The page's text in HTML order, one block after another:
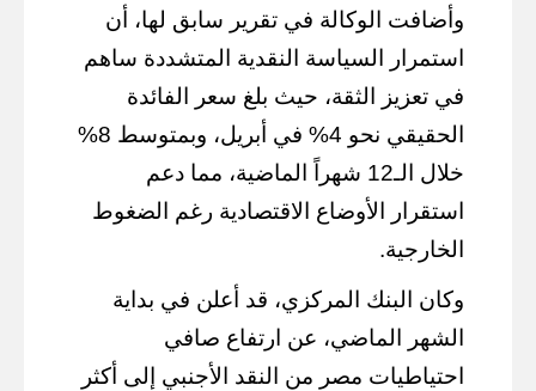
وأضافت الوكالة في تقرير سابق لها، أن
استمرار السياسة النقدية المتشددة ساهم
في تعزيز الثقة، حيث بلغ سعر الفائدة
الحقيقي نحو 4% في أبريل، وبمتوسط 8%
خلال الـ12 شهراً الماضية، مما دعم
استقرار الأوضاع الاقتصادية رغم الضغوط
الخارجية.
وكان البنك المركزي، قد أعلن في بداية
الشهر الماضي، عن ارتفاع صافي
احتياطيات مصر من النقد الأجنبي إلى أكثر